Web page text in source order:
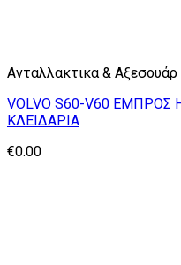
Ανταλλακτικα & Αξεσουάρ
VOLVO S60-V60
ΚΛΕΙΔΑΡΙΑ
€0.00